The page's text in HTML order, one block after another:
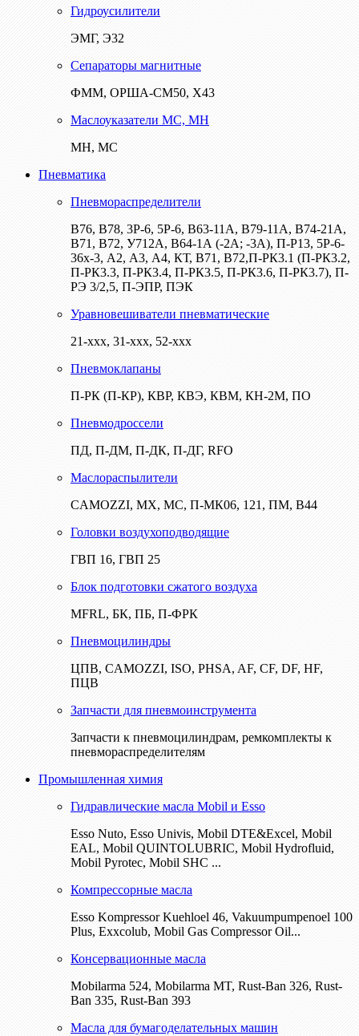
Гидроусилители
ЭМГ, Э32
Сепараторы магнитные
ФММ, ОРША-СМ50, Х43
Маслоуказатели МС, МН
МН, МС
Пневматика
Пневмораспределители
В76, В78, 3Р-6, 5Р-6, В63-11А, В79-11А, В74-21А,
В71, В72, У712А, В64-1А (-2А; -3А), П-Р13, 5Р-6-
36х-3, А2, А3, А4, КТ, В71, В72,П-РК3.1 (П-РК3.2,
П-РК3.3, П-РК3.4, П-РК3.5, П-РК3.6, П-РК3.7), П-
РЭ 3/2,5, П-ЭПР, ПЭК
Уравновешиватели пневматические
21-ххх, 31-ххх, 52-ххх
Пневмоклапаны
П-РК (П-КР), КВР, КВЭ, КВМ, КН-2М, ПО
Пневмодроссели
ПД, П-ДМ, П-ДК, П-ДГ, RFO
Маслораспылители
CAMOZZI, МХ, МС, П-МК06, 121, ПМ, В44
Головки воздухоподводящие
ГВП 16, ГВП 25
Блок подготовки сжатого воздуха
MFRL, БК, ПБ, П-ФРК
Пневмоцилиндры
ЦПВ, CAMOZZI, ISO, PHSA, AF, CF, DF, HF,
ПЦВ
Запчасти для пневмоинструмента
Запчасти к пневмоцилиндрам, ремкомплекты к
пневмораспределителям
Промышленная химия
Гидравлические масла Mobil и Esso
Esso Nuto, Esso Univis, Mobil DTE&Excel, Mobil
EAL, Mobil QUINTOLUBRIC, Mobil Hydrofluid,
Mobil Pyrotec, Mobil SHC ...
Компрессорные масла
Esso Kompressor Kuehloel 46, Vakuumpumpenoel 100
Plus, Exxcolub, Mobil Gas Compressor Oil...
Консервационные масла
Mobilarma 524, Mobilarma MT, Rust-Ban 326, Rust-
Ban 335, Rust-Ban 393
Масла для бумагоделательных машин